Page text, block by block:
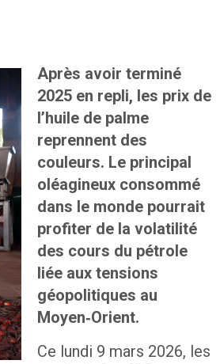
Après avoir terminé
2025 en repli, les prix de
l’huile de palme
reprennent des
couleurs. Le principal
oléagineux consommé
dans le monde pourrait
profiter de la volatilité
des cours du pétrole
liée aux tensions
géopolitiques au
Moyen‑Orient.
Ce lundi 9 mars 2026, les